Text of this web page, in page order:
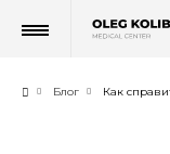
Блог Как